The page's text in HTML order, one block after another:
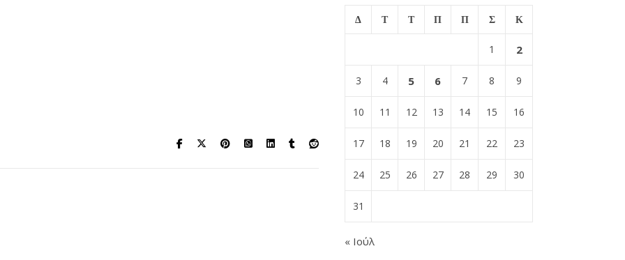
Δ Τ Τ Π Π Σ Κ
1 2
3 4 5 6 7 8 9
10 11 12 13 14 15 16
17 18 19 20 21 22 23
24 25 26 27 28 29 30
31
« Ιούλ